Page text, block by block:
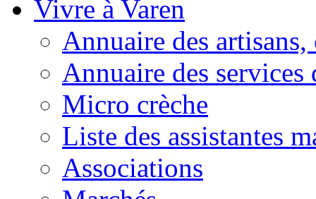
Vivre à Varen
Annuaire des
Annuaire des services
Micro crèche
Liste des assistantes
Associations